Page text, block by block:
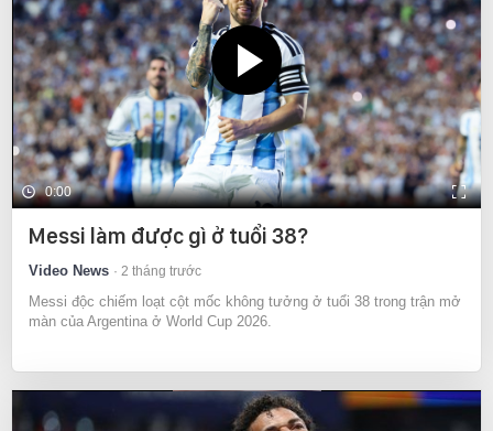
0:00
Messi làm được gì ở tuổi 38?
Video News 2 tháng trước
Messi độc chiếm loạt cột mốc không tưởng ở tuổi 38 trong trận mở
màn của Argentina ở World Cup 2026.